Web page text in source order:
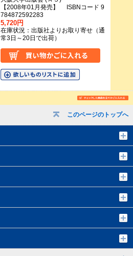
このページのトップへ
【2008年01月発売】 ISBNコード 9
784872592283
5,720円
在庫状況：出版社よりお取り寄せ（通
常3日～20日で出荷）